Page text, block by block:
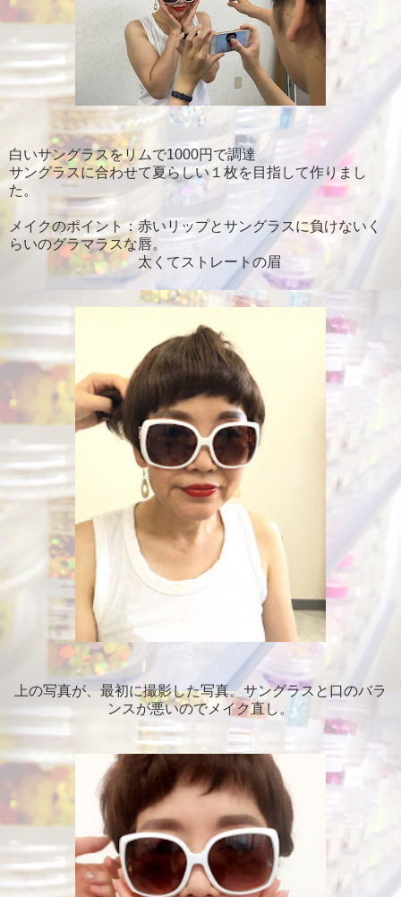
白いサングラスをリムで1000円で調達
サングラスに合わせて夏らしい１枚を目指して作りまし
た。
メイクのポイント：赤いリップとサングラスに負けないく
らいのグラマラスな唇。
太くてストレートの眉
上の写真が、最初に撮影した写真。サングラスと口のバラ
ンスが悪いのでメイク直し。